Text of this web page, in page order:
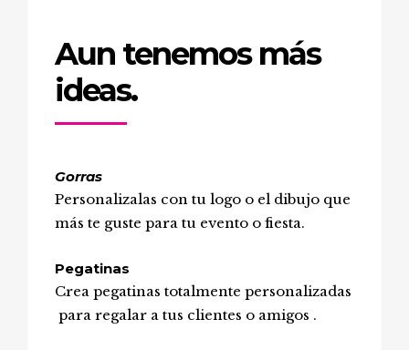
Aun tenemos más
ideas.
Gorras
Personalizalas con tu logo o el dibujo que
más te guste para tu evento o fiesta.
Pegatinas
Crea pegatinas totalmente personalizadas
para regalar a tus clientes o amigos .